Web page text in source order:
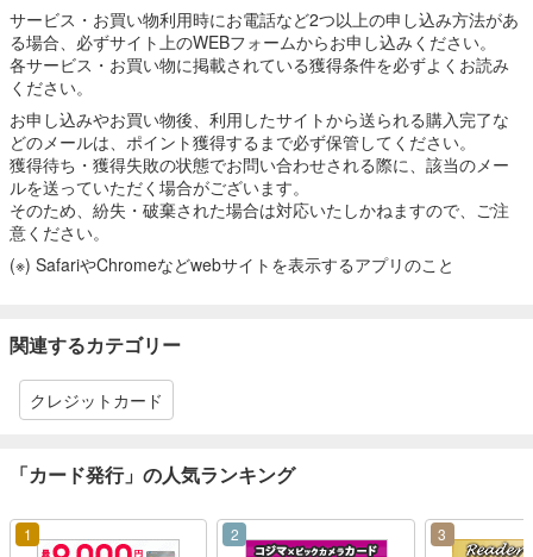
サービス・お買い物利用時にお電話など2つ以上の申し込み方法があ
る場合、必ずサイト上のWEBフォームからお申し込みください。
各サービス・お買い物に掲載されている獲得条件を必ずよくお読み
ください。
お申し込みやお買い物後、利用したサイトから送られる購入完了な
どのメールは、ポイント獲得するまで必ず保管してください。
獲得待ち・獲得失敗の状態でお問い合わせされる際に、該当のメー
ルを送っていただく場合がございます。
そのため、紛失・破棄された場合は対応いたしかねますので、ご注
意ください。
(※) SafariやChromeなどwebサイトを表示するアプリのこと
関連するカテゴリー
クレジットカード
「カード発行」の人気ランキング
1 2 3